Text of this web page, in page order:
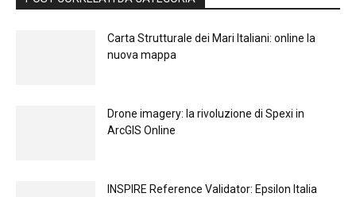
Carta Strutturale dei Mari Italiani: online la
nuova mappa
Drone imagery: la rivoluzione di Spexi in
ArcGIS Online
INSPIRE Reference Validator: Epsilon Italia